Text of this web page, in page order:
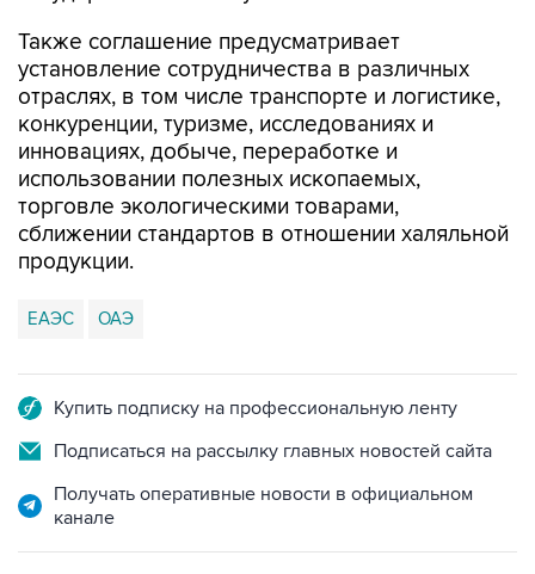
Также соглашение предусматривает
установление сотрудничества в различных
отраслях, в том числе транспорте и логистике,
конкуренции, туризме, исследованиях и
инновациях, добыче, переработке и
использовании полезных ископаемых,
торговле экологическими товарами,
сближении стандартов в отношении халяльной
продукции.
ЕАЭС ОАЭ
Купить подписку на профессиональную ленту
Подписаться на рассылку главных новостей сайта
Получать оперативные новости в официальном
канале